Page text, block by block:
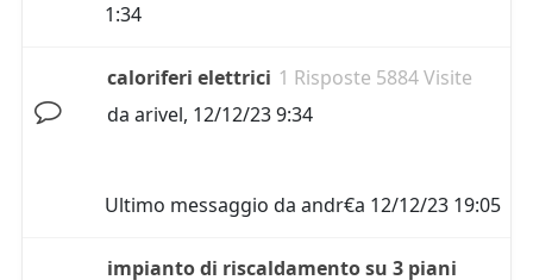
1:34
caloriferi elettrici 1 Risposte 5884 Visite
da arivel, 12/12/23 9:34
Ultimo messaggio da andr€a 12/12/23 19:05
impianto di riscaldamento su 3 piani